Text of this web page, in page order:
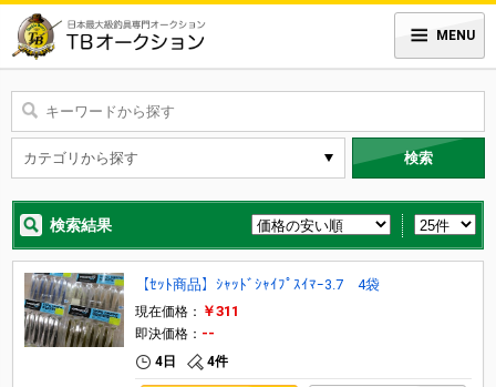
MENU
検索
検索結果
【ｾｯﾄ商品】ｼｬｯﾄﾞｼｬｲﾌﾟｽｲﾏｰ3.7 4袋
現在価格： ￥311
即決価格： --
4日 4件